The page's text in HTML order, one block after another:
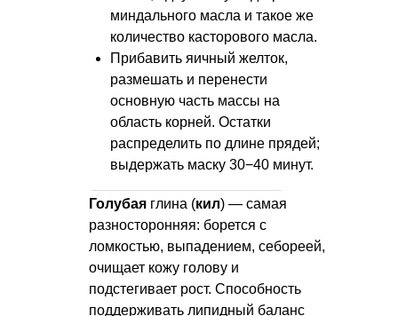
миндального масла и такое же
количество касторового масла.
Прибавить яичный желток,
размешать и перенести
основную часть массы на
область корней. Остатки
распределить по длине прядей;
выдержать маску 30−40 минут.
Голубая глина (кил) — самая
разносторонняя: борется с
ломкостью, выпадением, себореей,
очищает кожу голову и
подстегивает рост. Способность
поддерживать липидный баланс